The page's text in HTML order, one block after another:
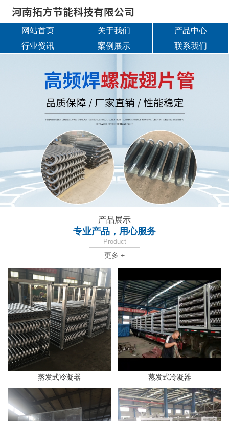
网站首页 关于我们
产品中心
行业资讯
案例展示 联系我们
产品展示
专业产品，用心服务
Product
更多 +
蒸发式冷凝器 蒸发式冷凝器